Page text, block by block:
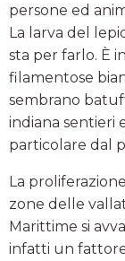
persone ed
La larva del
sta per farlo. È
filamentose
sembrano
indiana sentieri
particolare dal
La
zone delle
Marittime si
infatti un